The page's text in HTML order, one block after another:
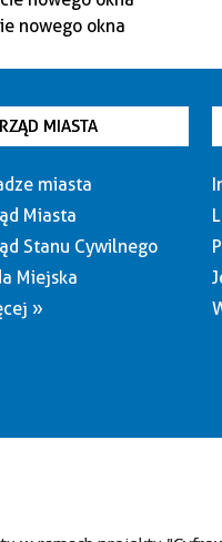
MIASTA
miasta
Miasta
Stanu Cywilnego
Miejska
»